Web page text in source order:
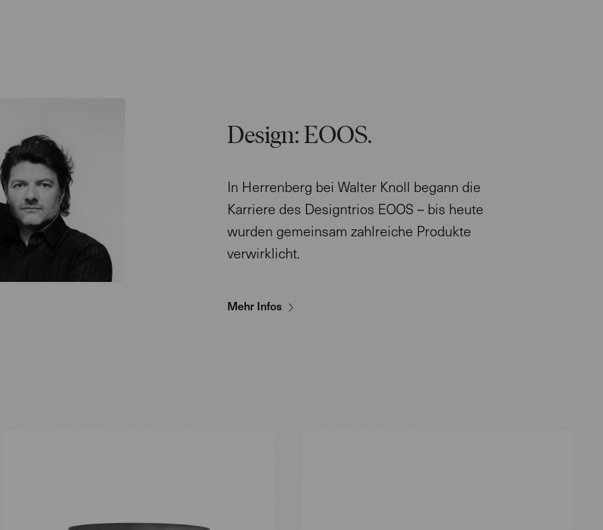
Design: EOOS.
In Herrenberg bei Walter Knoll begann die
Karriere des Designtrios EOOS – bis heute
wurden gemeinsam zahlreiche Produkte
verwirklicht.
Mehr Infos